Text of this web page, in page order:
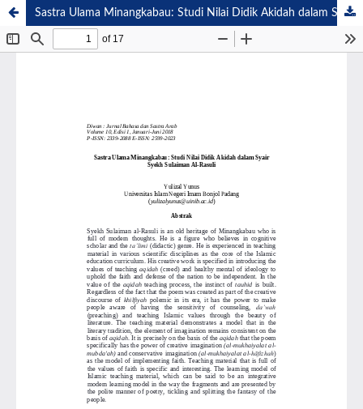
Sastra Ulama Minangkabau: Studi Nilai Didik Akidah dalam Syair Syekh Sulaiman Al-Rasuli